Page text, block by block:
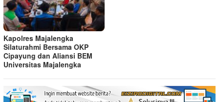
Kapolres Majalengka
Silaturahmi Bersama OKP
Cipayung dan Aliansi BEM
Universitas Majalengka